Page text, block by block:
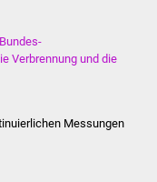
Vereine
Verbrennung und die
Messungen